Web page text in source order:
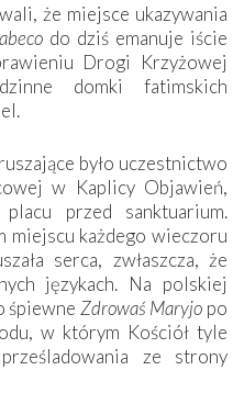
że miejsce ukazywania
do dziś emanuje iście
Drogi Krzyżowej
domki fatimskich
było uczestnictwo
w Kaplicy Objawień,
przed sanktuarium.
miejscu każdego wieczoru
serca, zwłaszcza, że
językach. Na polskiej
śpiewne Zdrowaś Maryjo po
w którym Kościół tyle
ze strony